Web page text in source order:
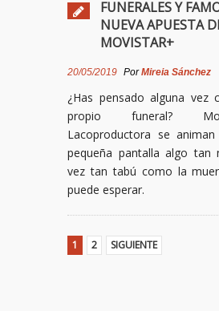
FUNERALES Y
NUEVA APUESTA
MOVISTAR+
20/05/2019 PorMireia Sánchez
¿Has pensado alguna vez
propio funeral?
Lacoproductora se
pequeña pantalla algo tan
vez tan tabú como la
puede esperar.
1 2 SIGUIENTE